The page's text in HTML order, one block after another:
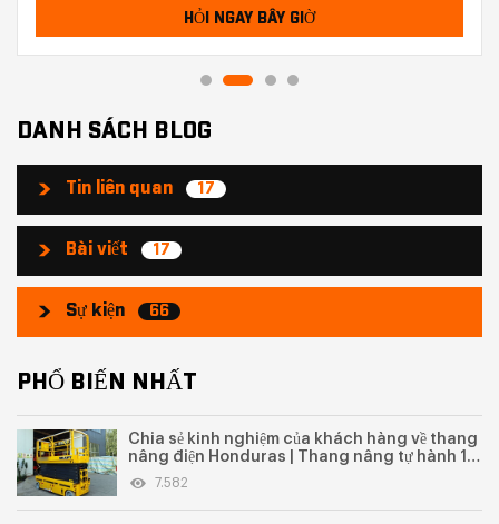
HỎI NGAY BÂY GIỜ
DANH SÁCH BLOG
Tin liên quan 17
Bài viết 17
Sự kiện 66
PHỔ BIẾN NHẤT
Chia sẻ kinh nghiệm của khách hàng về thang
nâng điện Honduras | Thang nâng tự hành 12-
14 mét dùng cho bảo trì nhà máy
7.582